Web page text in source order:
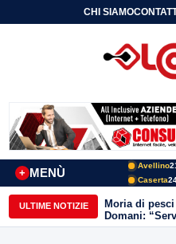
CHI SIAMO
MENÙ
+
Avellino
Caserta
ULTIME NOTIZIE
Moria di
Domani: